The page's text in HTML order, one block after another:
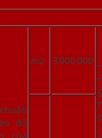
độ
m2 3.000.000